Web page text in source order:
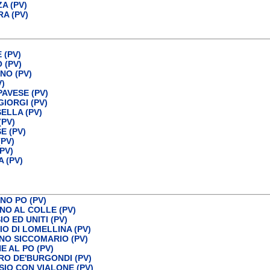
(PV)
(PV)
(PV)
(PV)
(PV)
(PV)
(PV)
(PV)
(PV)
(PV)
PO (PV)
AL COLLE (PV)
ED UNITI (PV)
DI LOMELLINA (PV)
SICCOMARIO (PV)
AL PO (PV)
DE'BURGONDI (PV)
CON VIALONE (PV)